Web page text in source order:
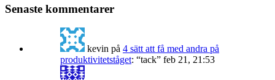
Senaste kommentarer
kevin på 4 sätt att få med andra på
produktivitetståget: “tack” feb 21, 21:53